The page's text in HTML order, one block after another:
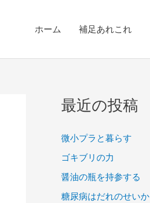
ホーム 補足あれこれ
最近の投稿
微小プラと暮らす
ゴキブリの力
醤油の瓶を持参する
糖尿病はだれのせいか